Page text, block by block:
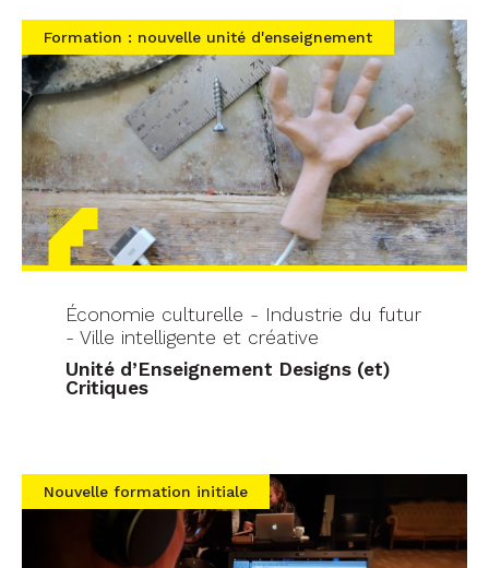
Formation : nouvelle unité d'enseignement
Économie culturelle - Industrie du futur
- Ville intelligente et créative
Unité d’Enseignement Designs (et)
Critiques
Nouvelle formation initiale